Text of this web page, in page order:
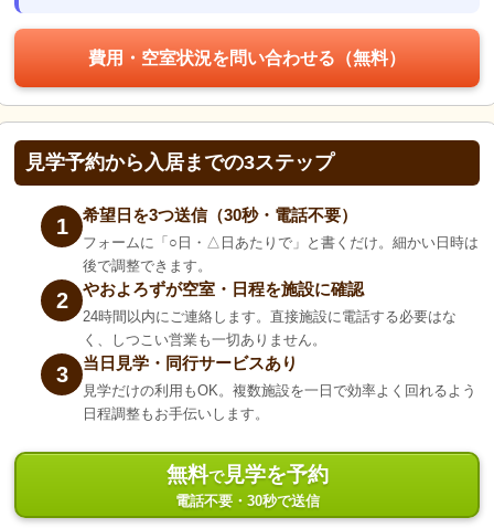
費用・空室状況を問い合わせる（無料）
見学予約から入居までの3ステップ
1 希望日を3つ送信（30秒・電話不要）
フォームに「○日・△日あたりで」と書くだけ。細かい日時は
後で調整できます。
2 やおよろずが空室・日程を施設に確認
24時間以内にご連絡します。直接施設に電話する必要はな
く、しつこい営業も一切ありません。
3 当日見学・同行サービスあり
見学だけの利用もOK。複数施設を一日で効率よく回れるよう
日程調整もお手伝いします。
無料で見学を予約
電話不要・30秒で送信